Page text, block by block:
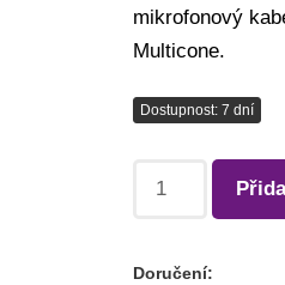
mikrofonový
Multicone.
Dostupnost: 7 dní
Doručení: